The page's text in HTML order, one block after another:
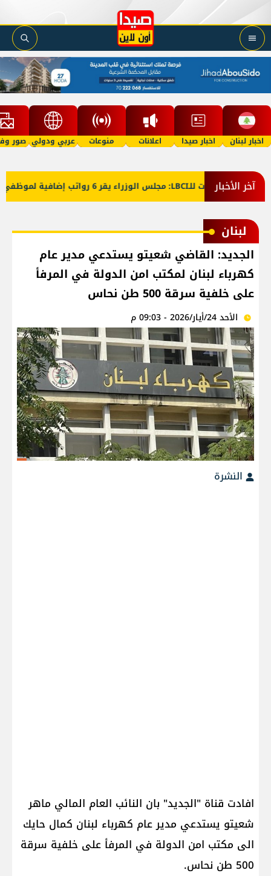
اخبار لبنان اخبار صيدا اعلانات منوعات عربي ودولي صور
آخر الأخبار
معلومات للـLBCI: مجلس الوزراء يقر 6 رواتب إضافية لموظفي القطاع العام وصرف الفروقات بأثر رجعي منذ آذار
لبنان
الجديد: القاضي شعيتو يستدعي مدير عام
كهرباء لبنان لمكتب امن الدولة في المرفأ
على خلفية سرقة 500 طن نحاس
الأحد 24/أيار/2026 - 09:03 م
النشرة
افادت قناة "الجديد" بان النائب العام المالي ​ماهر
شعيتو​ يستدعي مدير عام كهرباء لبنان ​كمال حايك​
الى مكتب امن الدولة في المرفأ على خلفية سرقة
500 طن نحاس.